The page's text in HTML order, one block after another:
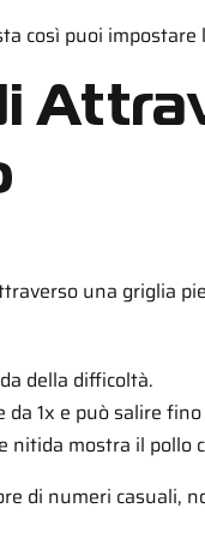
così puoi
una griglia
della difficoltà.
1x e può salire
nitida mostra il pollo
di numeri casuali,